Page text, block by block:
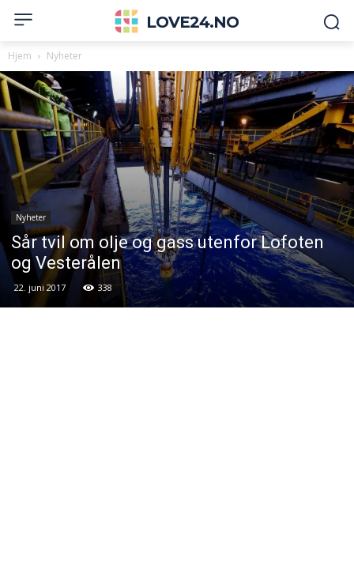
LOVE24.NO
Hjem Nyheter
Nyheter
Sår tvil om olje og gass utenfor Lofoten
og Vesterålen
22. juni 2017 338